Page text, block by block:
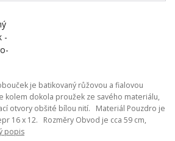
je batikovaný růžovou a fialovou
kolem dokola proužek ze savého materiálu,
otvory obšité bílou nití. Materiál Pouzdro je
16 x 12. Rozměry Obvod je cca 59 cm,
popis